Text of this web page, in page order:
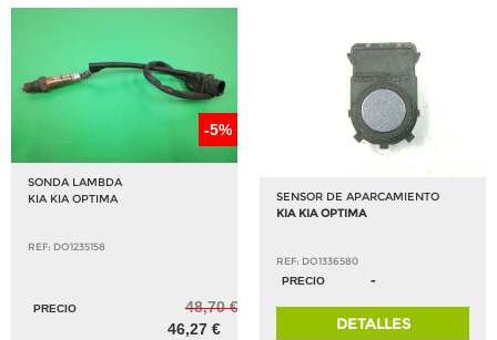
-5%
SONDA LAMBDA
KIA KIA OPTIMA
REF: DO1235158
PRECIO
48,70 €
46,27 €
SENSOR DE APARCAMIENTO
KIA KIA OPTIMA
REF: DO1336580
PRECIO
-
DETALLES